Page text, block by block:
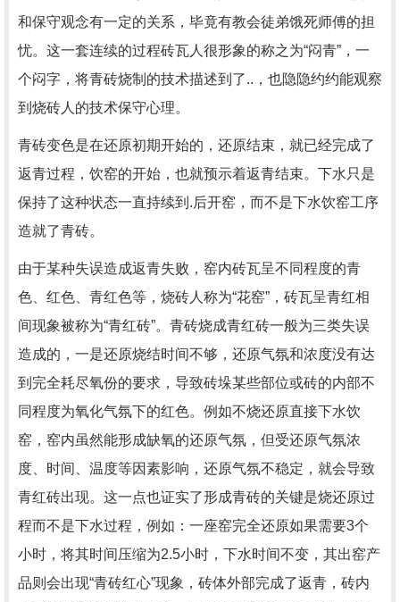
和保守观念有一定的关系，毕竟有教会徒弟饿死师傅的担
忧。这一套连续的过程砖瓦人很形象的称之为“闷青”，一
个闷字，将青砖烧制的技术描述到了..，也隐隐约约能观察
到烧砖人的技术保守心理。
青砖变色是在还原初期开始的，还原结束，就已经完成了
返青过程，饮窑的开始，也就预示着返青结束。下水只是
保持了这种状态一直持续到.后开窑，而不是下水饮窑工序
造就了青砖。
由于某种失误造成返青失败，窑内砖瓦呈不同程度的青
色、红色、青红色等，烧砖人称为“花窑”，砖瓦呈青红相
间现象被称为“青红砖”。青砖烧成青红砖一般为三类失误
造成的，一是还原烧结时间不够，还原气氛和浓度没有达
到完全耗尽氧份的要求，导致砖垛某些部位或砖的内部不
同程度为氧化气氛下的红色。例如不烧还原直接下水饮
窑，窑内虽然能形成缺氧的还原气氛，但受还原气氛浓
度、时间、温度等因素影响，还原气氛不稳定，就会导致
青红砖出现。这一点也证实了形成青砖的关键是烧还原过
程而不是下水过程，例如：一座窑完全还原如果需要3个
小时，将其时间压缩为2.5小时，下水时间不变，其出窑产
品则会出现“青砖红心”现象，砖体外部完成了返青，砖内